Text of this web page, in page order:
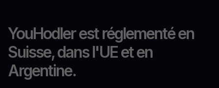
YouHodler est réglementé en
Suisse, dans l'UE et en
Argentine.